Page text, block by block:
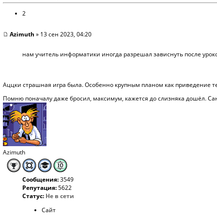
2
Azimuth » 13 сен 2023, 04:20
нам учитель информатики иногда разрешал зависнуть после
Аццки страшная игра была. Особенно крупным планом как приведение
Помню поначалу даже бросил, максимум, кажется до слизняка дошёл.
Azimuth
Сообщения:3549
Репутация:5622
Статус: Не в сети
Сайт